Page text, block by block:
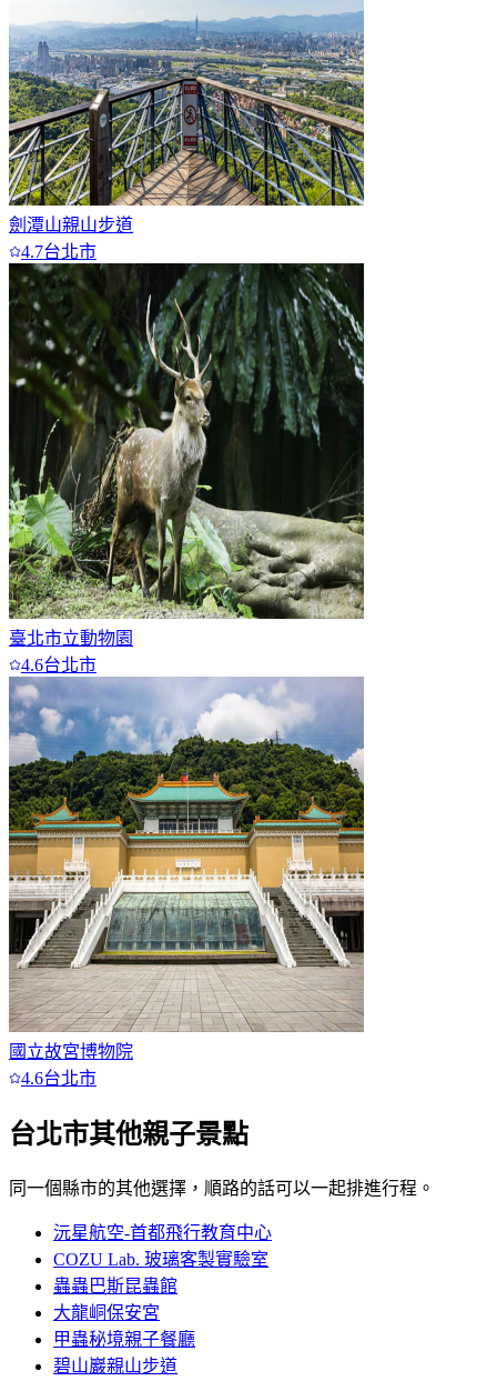
劍潭山親山步道
4.7台北市
臺北市立動物園
4.6台北市
國立故宮博物院
4.6台北市
台北市其他親子景點
同一個縣市的其他選擇，順路的話可以一起排進行程。
沅星航空-首都飛行教育中心
COZU Lab. 玻璃客製實驗室
蟲蟲巴斯昆蟲館
大龍峒保安宮
甲蟲秘境親子餐廳
碧山巖親山步道